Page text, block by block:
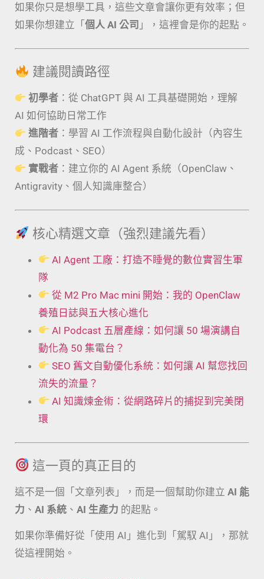
如果你只是想學工具，這些文章會讓你更有效率；但
如果你想建立「 個人 AI 公司 」，這裡會是你的起點。
建議閱讀路徑
初學者 ：從 ChatGPT 與 AI 工具基礎開始，理解
AI 如何協助日常工作
進階者 ：學習 AI 工作流程與自動化設計（內容生
成、Podcast、SEO）
實戰者 ：建立你的 AI Agent 系統（OpenClaw、
Antigravity、個人知識庫整合）
核心精選文章（強烈建議先看）
AI Agent 工廠：打造不睡覺的數位實習生軍
隊
從 M2 Pro Mac mini 開始：我的 OpenClaw
養殖日誌與五大核心進化
AI Podcast 五層產線：如何讓 50 場演講自
動化為 50 集電台？
SEO 舊文自動優化系統：如何讓 AI 幫您找回
流失的流量？
AI 知識煉金術：從網路碎片的捕捉到完美閉
環
這一頁的真正目的
這不是一個「文章列表」，而是一個幫助你建立 AI 能
力 、 AI 系統 、 AI 生產力 的起點。
如果你準備好從「使用 AI」進化到「駕馭 AI」，那就
從這裡開始。